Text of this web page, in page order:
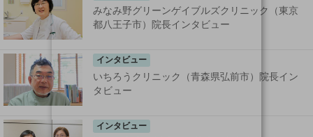
みなみ野グリーンゲイブルズクリニック（東京
都八王子市）院長インタビュー
インタビュー
いちろうクリニック（青森県弘前市）院長イン
タビュー
インタビュー